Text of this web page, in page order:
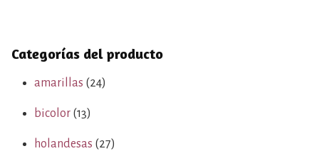
Categorías del producto
amarillas (24)
bicolor (13)
holandesas (27)